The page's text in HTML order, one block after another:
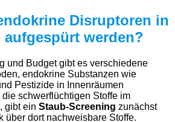
Disruptoren in
aufgespürt werden?
und Budget gibt es verschiedene
endokrine Substanzen wie
Pestizide in Innenräumen
schwerflüchtigen Stoffe im
gibt ein Staub-Screening zunächst
über dort nachweisbare Stoffe.